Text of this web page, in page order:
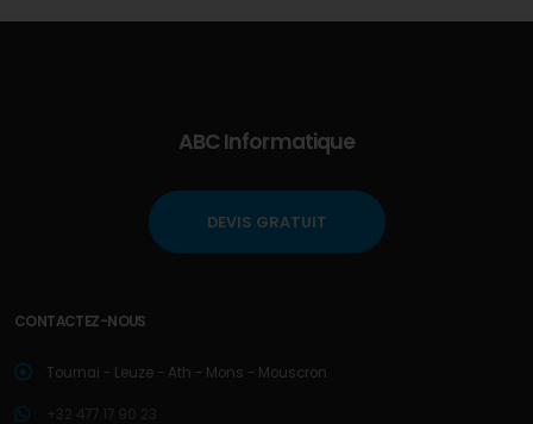
ABC Informatique
DEVIS GRATUIT
CONTACTEZ-NOUS
Tournai - Leuze - Ath - Mons - Mouscron